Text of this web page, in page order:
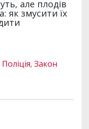
Поліція, Закон